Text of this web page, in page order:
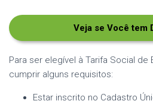
Veja se Você tem
Para ser elegível à Tarifa Social de
cumprir alguns requisitos:
Estar inscrito no Cadastro